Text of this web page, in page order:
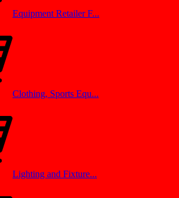
Equipment Retailer F...
Clothing, Sports Equ...
Lighting and Fixture...